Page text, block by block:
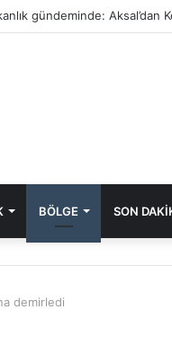
gündeminde: Aksal’dan
BÖLGE SON
demirledi